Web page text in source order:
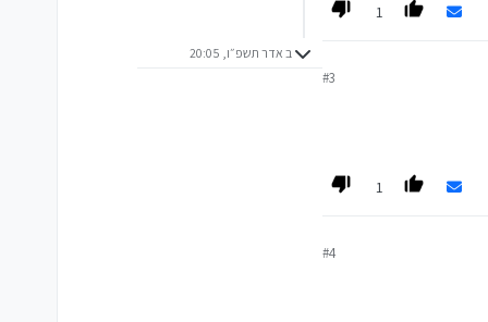
1
#3
1
#4
ב אדר תשפ״ו, 20:05